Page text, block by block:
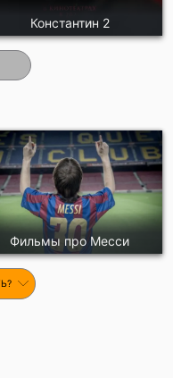
Константин 2
Фильмы про Месси